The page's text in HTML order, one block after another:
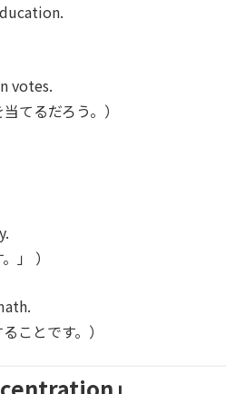
votes.
てるだろう。）
」 ）
ことです。）